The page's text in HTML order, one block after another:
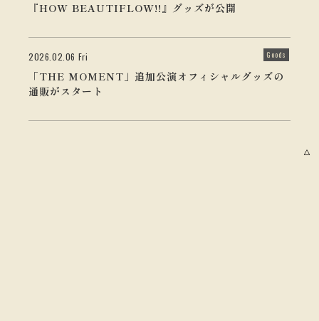
『HOW BEAUTIFLOW!!』グッズが公開
2026.02.06 Fri Goods
「THE MOMENT」追加公演オフィシャルグッズの
通販がスタート